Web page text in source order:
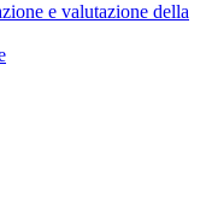
e valutazione della